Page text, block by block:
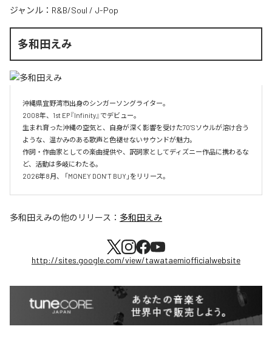
ジャンル： R&B/Soul / J-Pop
多和田えみ
沖縄県宜野湾市出身のシンガーソングライター。
2008年、1st EP『Infinity』でデビュー。
生まれ育った沖縄の空気と、自身が深く影響を受けた70’Sソウルが溶け合う
ような、温かみのある歌声と色褪せないサウンドが魅力。
作詞・作曲家としての楽曲提供や、訳詞家としてディズニー作品に携わるな
ど、活動は多岐にわたる。
2026年8月、 「MONEY DON’T BUY」をリリース。
多和田えみの他のリリース： 多和田えみ
http://sites.google.com/view/tawataemiofficialwebsite